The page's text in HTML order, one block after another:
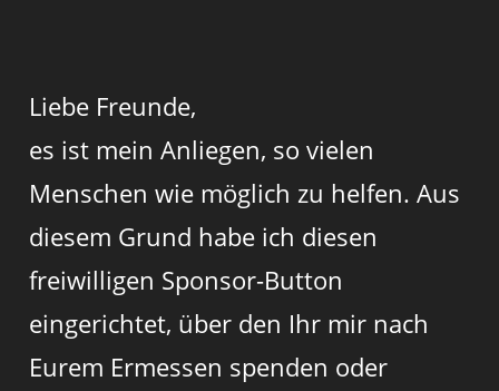
Liebe Freunde,
es ist mein Anliegen, so vielen
Menschen wie möglich zu helfen. Aus
diesem Grund habe ich diesen
freiwilligen Sponsor-Button
eingerichtet, über den Ihr mir nach
Eurem Ermessen spenden oder